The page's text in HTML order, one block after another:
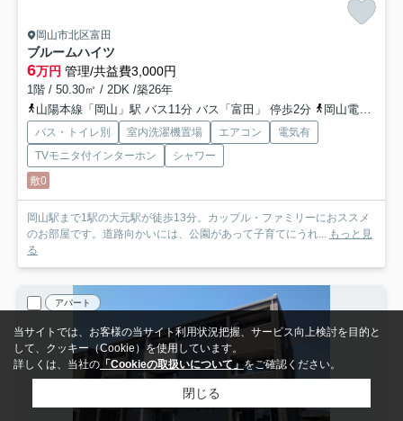
岡山市北区富田
ブルームハイツ
6万円 管理/共益費3,000円
1階 / 50.30㎡ / 2DK /築26年
山陽本線「岡山」駅 バス11分 バス「富田」 停歩2分
岡山電気軌道清輝橋線「清輝橋」駅 徒歩27分
バス・トイレ別 室内洗濯機置場 エアコン
電気有
TVモニタ付インターホン
シャワー
敷0
岡山駅まで1駅の大元駅が徒歩13分。カップル・ファミリーにおススメ
のお部屋です。道路向かいには、公園があって子育てにうれ... もっと見
る
アパート
当サイトでは、お客様の当サイト利用状況把握、サービス向上検討を目的と
して、クッキー（Cookie）を使用しています。
詳しくは、当社の 「Cookieの取扱いについて」 をご確認ください。
閉じる